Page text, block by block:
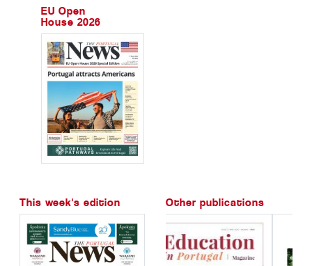
EU Open
House 2026
This week's edition Other publications